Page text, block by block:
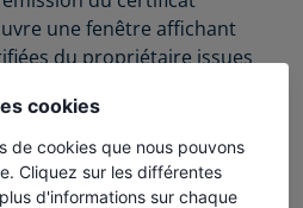
une fenêtre affichant
du propriétaire issues
faciles en
cookies
de cookies que nous pouvons
Cliquez sur les différentes
d'informations sur chaque